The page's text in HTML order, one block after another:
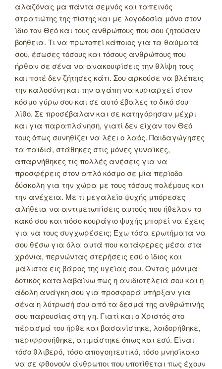
αλαζόνας μα πάντα σεμνός και ταπεινός
στρατιώτης της πίστης και με λογοδοσία μόνο στον
ίδιο τον Θεό και τους ανθρώπους που σου ζητούσαν
βοήθεια. Τι να πρωτοπεί κάποιος για τα θαύματά
σου, έσωσες τόσους και τόσους ανθρώπους που
ήρθαν σε σένα να ανακουφίσεις την θλίψη τους
και ποτέ δεν ζήτησες κάτι. Σου αρκούσε να βλέπεις
την καλοσύνη και την αγάπη να κυριαρχεί στον
κόσμο γύρω σου και σε αυτό έβαλες το δικό σου
λίθο. Σε προσέβαλαν και σε κατηγόρησαν μέχρι
και για παραπλάνηση, γιατί δεν είχαν τον Θεό
τους όπως συνηθίζει να λέει ο λαός. Παιδαγώγησες
τα παιδιά, στάθηκες στις μόνες γυναίκες,
απαρνήθηκες τις πολλές ανέσεις για να
προσφέρεις στον απλό κόσμο σε μία περίοδο
δύσκολη για την χώρα με τους τόσους πολέμους και
την ανέχεια. Με τι μεγαλείο ψυχής μπόρεσες
αλήθεια να αντιμετωπίσεις αυτούς που ήθελαν το
κακό σου και πόσο κουράγιο ψυχής μπορεί να έχεις
για να τους συγχωρέσεις; Έχω τόσα ερωτήματα να
σου θέσω για όλα αυτά που κατάφερες μέσα στα
χρόνια, περνώντας στερήσεις εσύ ο ίδιος και
μάλιστα εις βάρος της υγείας σου. Όντας μόνιμα
δοτικός καταλαβαίνω πως η ανιδιοτέλειά σου και η
άδολη ανάγκη σου για προσφορά υπήρξαν για
σένα η λύτρωσή σου από τα δεσμά της ανθρώπινής
σου παρουσίας στη γη. Γιατί και ο Χριστός στο
πέρασμά του ήρθε και βασανίστηκε, λοιδορήθηκε,
περιφρονήθηκε, ατιμάστηκε όπως και εσύ. Είναι
τόσο θλιβερό, τόσο απογοητευτικό, τόσο μνησίκακο
να σε φθονούν άνθρωποι που υποτίθεται πως έχουν